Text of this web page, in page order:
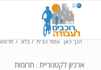
ארכיון לקטגוריית : תרומות
הנך כאן: עמוד הבית / בלוג /